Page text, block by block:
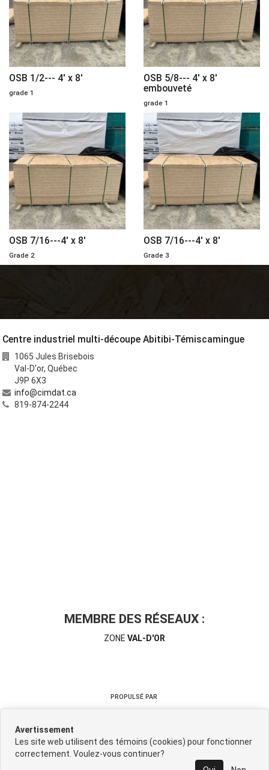
OSB 1/2--- 4' x 8'
grade 1
OSB 5/8--- 4' x 8'
embouveté
grade 1
OSB 7/16---4' x 8'
Grade 2
OSB 7/16---4' x 8'
Grade 3
Centre industriel multi-découpe Abitibi-Témiscamingue
1065 Jules Brisebois
Val-D'or,Québec
J9P 6X3
info@cimdat.ca
819-874-2244
MEMBRE DES RÉSEAUX :
ZONE VAL-D'OR
PROPULSÉ PAR
Catégories
Avertissement
Les site web utilisent des témoins (cookies) pour fonctionner
correctement. Voulez-vous continuer?